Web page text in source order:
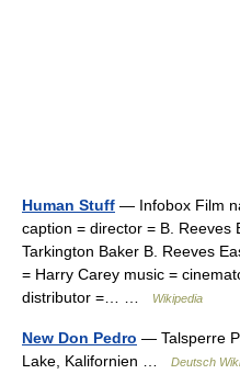
Human Stuff — Infobox Film
caption = director = B. Reeves
Tarkington Baker B. Reeves
= Harry Carey music =
distributor =… …
Wikipedia
New Don Pedro — Talsperre
Lake, Kalifornien …
Deutsch